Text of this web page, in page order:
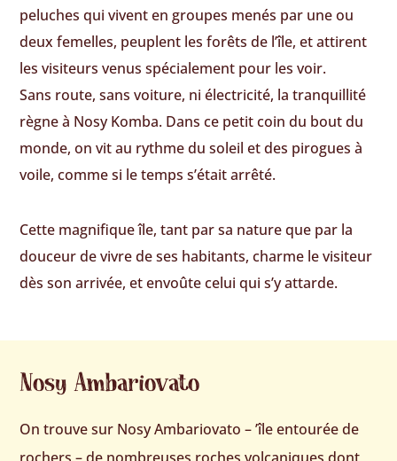
peluches qui vivent en groupes menés par une ou
deux femelles, peuplent les forêts de l’île, et attirent
les visiteurs venus spécialement pour les voir.
Sans route, sans voiture, ni électricité, la tranquillité
règne à Nosy Komba. Dans ce petit coin du bout du
monde, on vit au rythme du soleil et des pirogues à
voile, comme si le temps s’était arrêté.
Cette magnifique île, tant par sa nature que par la
douceur de vivre de ses habitants, charme le visiteur
dès son arrivée, et envoûte celui qui s’y attarde.
Nosy Ambariovato
On trouve sur Nosy Ambariovato – ’île entourée de